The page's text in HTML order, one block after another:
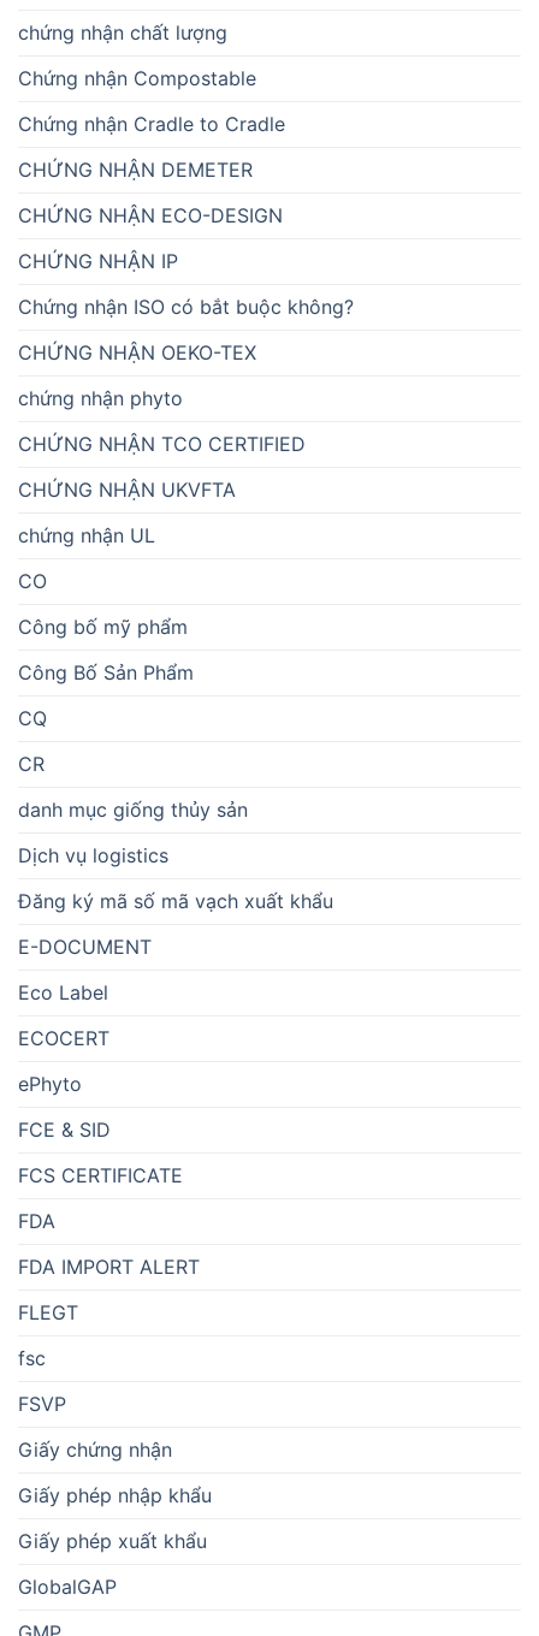
chứng nhận chất lượng
Chứng nhận Compostable
Chứng nhận Cradle to Cradle
CHỨNG NHẬN DEMETER
CHỨNG NHẬN ECO-DESIGN
CHỨNG NHẬN IP
Chứng nhận ISO có bắt buộc không?
CHỨNG NHẬN OEKO-TEX
chứng nhận phyto
CHỨNG NHẬN TCO CERTIFIED
CHỨNG NHẬN UKVFTA
chứng nhận UL
CO
Công bố mỹ phẩm
Công Bố Sản Phẩm
CQ
CR
danh mục giống thủy sản
Dịch vụ logistics
Đăng ký mã số mã vạch xuất khẩu
E-DOCUMENT
Eco Label
ECOCERT
ePhyto
FCE & SID
FCS CERTIFICATE
FDA
FDA IMPORT ALERT
FLEGT
fsc
FSVP
Giấy chứng nhận
Giấy phép nhập khẩu
Giấy phép xuất khẩu
GlobalGAP